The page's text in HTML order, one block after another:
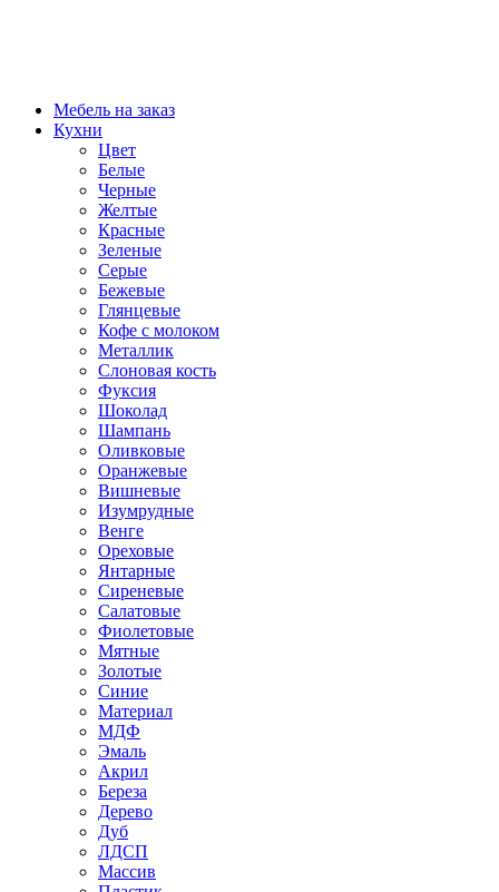
Мебель на заказ
Кухни
Цвет
Белые
Черные
Желтые
Красные
Зеленые
Серые
Бежевые
Глянцевые
Кофе с молоком
Металлик
Слоновая кость
Фуксия
Шоколад
Шампань
Оливковые
Оранжевые
Вишневые
Изумрудные
Венге
Ореховые
Янтарные
Сиреневые
Салатовые
Фиолетовые
Мятные
Золотые
Синие
Материал
МДФ
Эмаль
Акрил
Береза
Дерево
Дуб
ЛДСП
Массив